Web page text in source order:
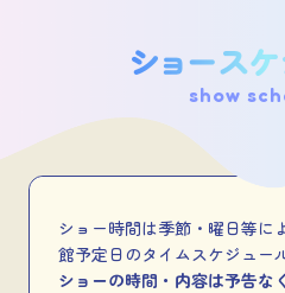
show
ショー時間は季節・曜日等に
館予定日のタイムスケジュー
ショーの時間・内容は予告な